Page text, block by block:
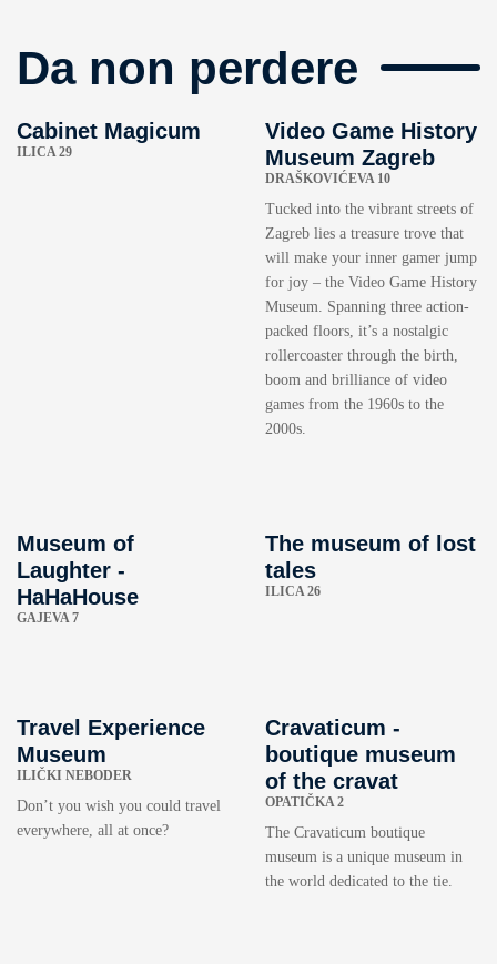
Da non perdere
Cabinet Magicum
ILICA 29
Video Game History
Museum Zagreb
DRAŠKOVIĆEVA 10
Tucked into the vibrant streets of
Zagreb lies a treasure trove that
will make your inner gamer jump
for joy – the Video Game History
Museum. Spanning three action-
packed floors, it’s a nostalgic
rollercoaster through the birth,
boom and brilliance of video
games from the 1960s to the
2000s.
Museum of
Laughter -
HaHaHouse
GAJEVA 7
The museum of lost
tales
ILICA 26
Travel Experience
Museum
ILIČKI NEBODER
Don’t you wish you could travel
everywhere, all at once?
Cravaticum -
boutique museum
of the cravat
OPATIČKA 2
The Cravaticum boutique
museum is a unique museum in
the world dedicated to the tie.